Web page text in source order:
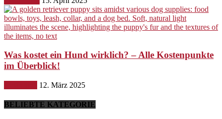
Was kostet ein Hund wirklich? – Alle Kostenpunkte
im Überblick!
12. März 2025
BELIEBTE KATEGORIE